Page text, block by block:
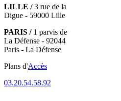
LILLE /3 rue de la
Digue - 59000 Lille
PARIS /1 parvis de
La Défense - 92044
Paris - La Défense
Plans d'Accès
03.20.54.58.92